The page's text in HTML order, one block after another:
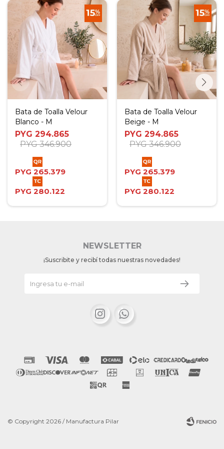
Bata de Toalla Velour
Blanco - M
PYG 294.865
PYG 346.900
PYG 265.379
PYG 280.122
Bata de Toalla Velour
Beige - M
PYG 294.865
PYG 346.900
PYG 265.379
PYG 280.122
NEWSLETTER
¡Suscribite y recibí todas nuestras novedades!
 
© Copyright 2026 / Manufactura Pilar